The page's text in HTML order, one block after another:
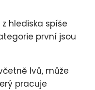
hlediska spíše
první jsou
lvů, může
pracuje